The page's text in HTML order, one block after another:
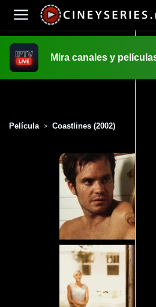
Mira canales y
Película > Coastlines (2002)